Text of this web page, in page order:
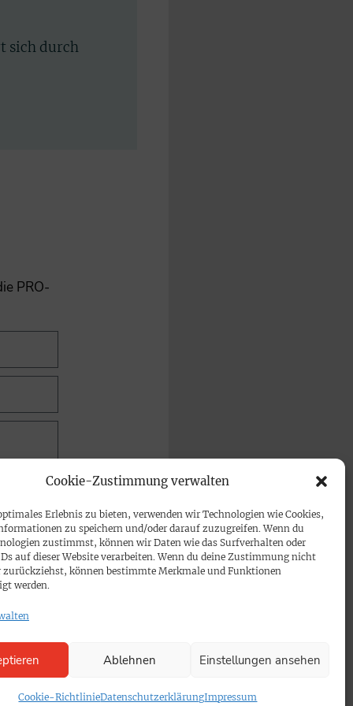
Cookie-Zustimmung verwalten
Erlebnis zu bieten, verwenden wir Technologien wie Cookies,
zu speichern und/oder darauf zuzugreifen. Wenn du
zustimmst, können wir Daten wie das Surfverhalten oder
auf dieser Website verarbeiten. Wenn du deine Zustimmung nicht
zurückziehst, können bestimmte Merkmale und Funktionen
werden.
Ablehnen Einstellungen ansehen
Cookie-RichtlinieDatenschutzerklärungImpressum
sich durch
PRO-